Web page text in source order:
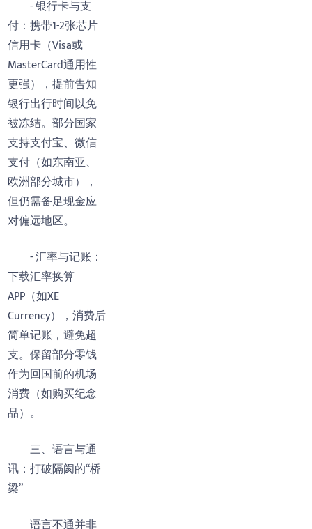
- 银行卡与支
付：携带1-2张芯片
信用卡（Visa或
MasterCard通用性
更强），提前告知
银行出行时间以免
被冻结。部分国家
支持支付宝、微信
支付（如东南亚、
欧洲部分城市），
但仍需备足现金应
对偏远地区。
- 汇率与记账：
下载汇率换算
APP（如XE
Currency），消费后
简单记账，避免超
支。保留部分零钱
作为回国前的机场
消费（如购买纪念
品）。
三、语言与通
讯：打破隔阂的“桥
梁”